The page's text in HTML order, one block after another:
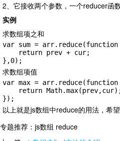
2、它接收两个参数，一个reducer函
实例
求数组项之和
var sum =
},0);
求数组项值
var max =
});
以上就是js数组中reduce的用法，希望
专题推荐： js数组 reduce